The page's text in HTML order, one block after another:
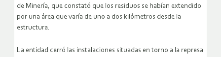
de Minería, que constató que los residuos se habían extendido
por una área que varía de uno a dos kilómetros desde la
estructura.
La entidad cerró las instalaciones situadas en torno a la represa